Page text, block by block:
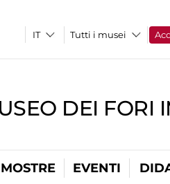
Tutti i musei
DEI FORI
MOSTRE EVENTI